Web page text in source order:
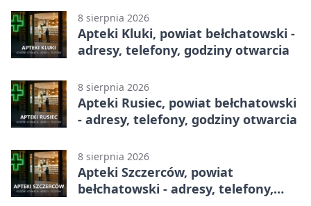
8 sierpnia 2026
Apteki Kluki, powiat bełchatowski -
adresy, telefony, godziny otwarcia
8 sierpnia 2026
Apteki Rusiec, powiat bełchatowski
- adresy, telefony, godziny otwarcia
8 sierpnia 2026
Apteki Szczerców, powiat
bełchatowski - adresy, telefony,